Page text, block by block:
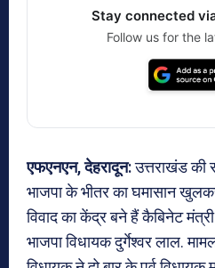
Stay connected
Follow us for the
एफएनएन, देहरादून:उत्तराखंड की
भाजपा के भीतर का घमासान
विवाद का केंद्र बने हैं कैबिनेट
भाजपा विधायक दुर्गेश्वर लाल.